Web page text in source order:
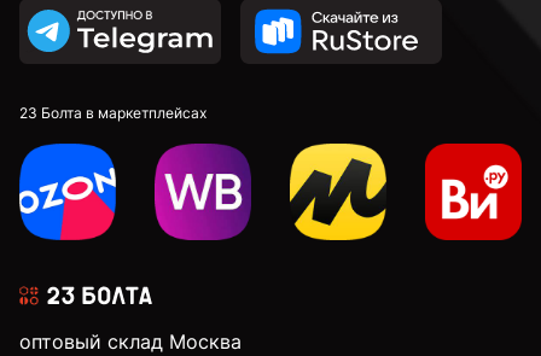
23 Болта в маркетплейсах
оптовый склад Москва